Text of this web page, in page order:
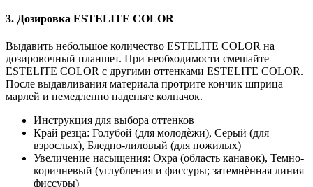
3. Дозировка ESTELITE COLOR
Выдавить небольшое количество ESTELITE COLOR на
дозировочный планшет. При необходимости смешайте
ESTELITE COLOR с другими оттенками ESTELITE COLOR.
После выдавливания материала протрите кончик шприца
марлей и немедленно наденьте колпачок.
Инструкция для выбора оттенков
Край резца: Голубой (для молодѐжи), Серый (для
взрослых), Бледно-лиловый (для пожилых)
Увеличение насыщения: Охра (область канавок), Темно-
коричневый (углубления и фиссуры; затемнѐнная линия
фиссуры)